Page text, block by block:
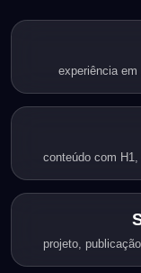
experiência em
conteúdo com H1,
projeto,